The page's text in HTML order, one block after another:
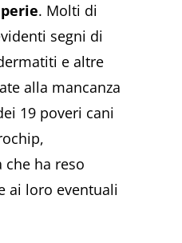
. Molti di
segni di
e altre
alla mancanza
19 poveri cani
che ha reso
ai loro eventuali